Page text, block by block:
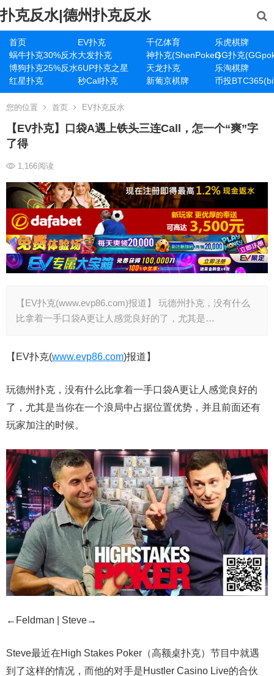
扑克反水|德州扑克反水
首页 EV扑克 千亿体育
乐虎棋牌
蜗牛扑克30%反水大发扑克 神扑克(ShenPoker)GG扑克
博狗扑克25%反水6UP扑克之星 天龙扑克
乐淘棋牌
红星扑克
秒Call扑克 新葡京棋牌 币投
您的位置 首页 EV扑克反水
【EV扑克】口袋A遇上铁头三连Call，怎一个“爽”字
了得
1,166阅读
【EV扑克(www.evp86.com)报道】 玩德州扑克，没有什么
比拿着一手口袋A更让人感觉良好的了，尤其是…
【EV扑克(www.evp86.com)报道】
玩德州扑克，没有什么比拿着一手口袋A更让人感觉良好的
了，尤其是当你在一个浪局中占据位置优势，并且前面还有
玩家加注的时候。
←Feldman | Steve→
Steve最近在High Stakes Poker（高额桌扑克）节目中就遇
到了这样的情况，而他的对手是Hustler Casino Live的合伙